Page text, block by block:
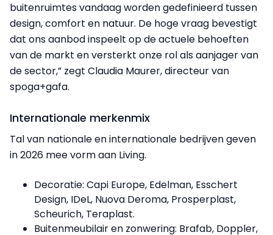
buitenruimtes vandaag worden gedefinieerd tussen
design, comfort en natuur. De hoge vraag bevestigt
dat ons aanbod inspeelt op de actuele behoeften
van de markt en versterkt onze rol als aanjager van
de sector,” zegt Claudia Maurer, directeur van
spoga+gafa.
Internationale merkenmix
Tal van nationale en internationale bedrijven geven
in 2026 mee vorm aan Living.
Decoratie: Capi Europe, Edelman, Esschert
Design, IDeL, Nuova Deroma, Prosperplast,
Scheurich, Teraplast.
Buitenmeubilair en zonwering: Brafab, Doppler,